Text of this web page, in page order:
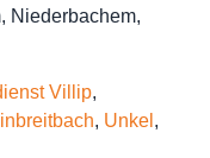
Niederbachem,
Villip,
, Unkel ,